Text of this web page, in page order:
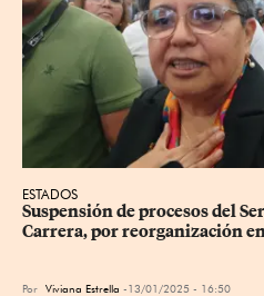
ESTADOS
Suspensión de procesos del
Carrera, por reorganización
Por Viviana Estrella 13/01/2025 - 16:50